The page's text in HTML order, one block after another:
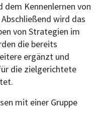
Kennenlernen von
wird das
von Strategien im
die bereits
ergänzt und
die zielgerichtete
mit einer Gruppe